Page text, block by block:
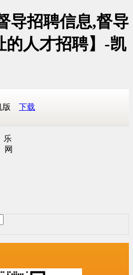
导招聘信息,督导
的人才招聘】-凯
版 下载